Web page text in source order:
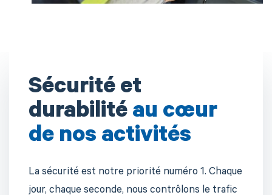
Sécurité et
durabilité au cœur
de nos activités
La sécurité est notre priorité numéro 1. Chaque
jour, chaque seconde, nous contrôlons le trafic